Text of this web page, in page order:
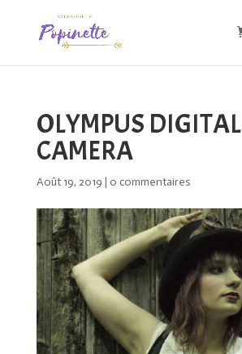
OLYMPUS DIGITAL
CAMERA
Août 19, 2019 | 0 commentaires